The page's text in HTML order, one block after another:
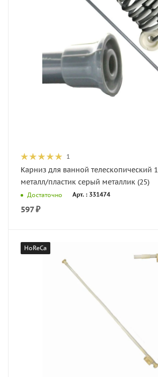
1
Карниз для ванной телескопический
металл/пластик серый металлик (25)
Достаточно Арт. : 331474
597₽
HoReCa